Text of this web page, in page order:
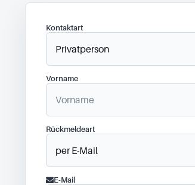
Kontaktart
Vorname
Rückmeldeart
E-Mail